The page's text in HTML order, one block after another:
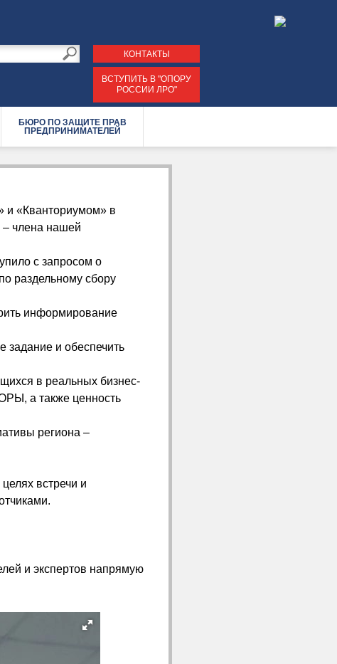
КОНТАКТЫ
ВСТУПИТЬ В "ОПОРУ
РОССИИ ЛРО"
БЮРО ПО ЗАЩИТЕ ПРАВ
ПРЕДПРИНИМАТЕЛЕЙ
«Кванториумом» в
– члена нашей
с запросом о
раздельному сбору
информирование
и обеспечить
в реальных бизнес-
а также ценность
региона –
встречи и
и экспертов напрямую